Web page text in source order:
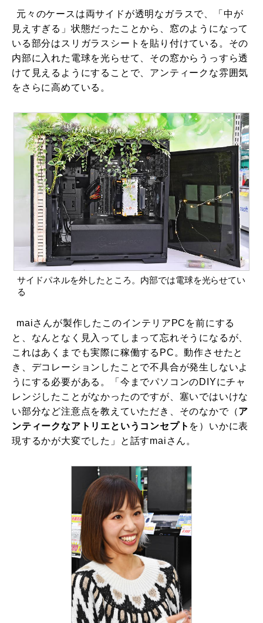
元々のケースは両サイドが透明なガラスで、「中が
見えすぎる」状態だったことから、窓のようになって
いる部分はスリガラスシートを貼り付けている。その
内部に入れた電球を光らせて、その窓からうっすら透
けて見えるようにすることで、アンティークな雰囲気
をさらに高めている。
サイドパネルを外したところ。内部では電球を光らせてい
る
maiさんが製作したこのインテリアPCを前にする
と、なんとなく見入ってしまって忘れそうになるが、
これはあくまでも実際に稼働するPC。動作させたと
き、デコレーションしたことで不具合が発生しないよ
うにする必要がある。「今までパソコンのDIYにチャ
レンジしたことがなかったのですが、塞いではいけな
い部分など注意点を教えていただき、そのなかで（ア
ンティークなアトリエというコンセプト を）いかに表
現するかが大変でした」と話すmaiさん。